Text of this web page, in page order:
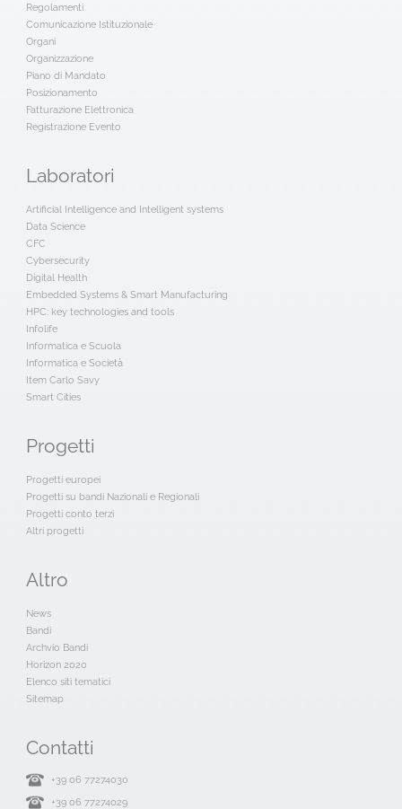
Regolamenti
Comunicazione Istituzionale
Organi
Organizzazione
Piano di Mandato
Posizionamento
Fatturazione Elettronica
Registrazione Evento
Laboratori
Artificial Intelligence and Intelligent systems
Data Science
CFC
Cybersecurity
Digital Health
Embedded Systems & Smart Manufacturing
HPC: key technologies and tools
Infolife
Informatica e Scuola
Informatica e Società
Item Carlo Savy
Smart Cities
Progetti
Progetti europei
Progetti su bandi Nazionali e Regionali
Progetti conto terzi
Altri progetti
Altro
News
Bandi
Archvio Bandi
Horizon 2020
Elenco siti tematici
Sitemap
Contatti
+39 06 77274030
+39 06 77274029